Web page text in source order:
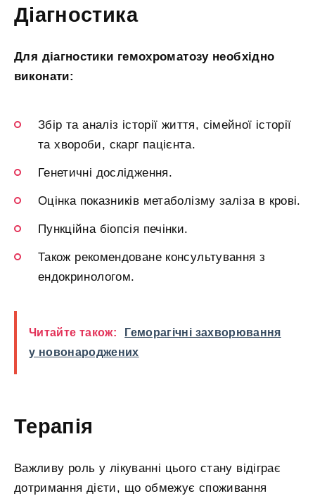
Діагностика
Для діагностики гемохроматозу необхідно
виконати:
Збір та аналіз історії життя, сімейної історії
та хвороби, скарг пацієнта.
Генетичні дослідження.
Оцінка показників метаболізму заліза в крові.
Пункційна біопсія печінки.
Також рекомендоване консультування з
ендокринологом.
Читайте також:
Геморагічні захворювання
у новонароджених
Терапія
Важливу роль у лікуванні цього стану відіграє
дотримання дієти, що обмежує споживання